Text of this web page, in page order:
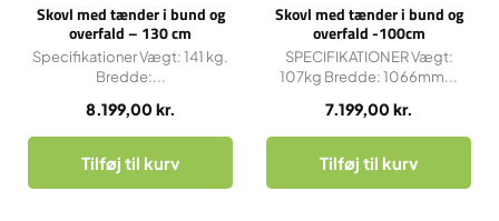
Skovl med tænder i bund og
overfald – 130 cm
8.199,00 kr.
Specifikationer Vægt: 141 kg.
Bredde:...
Tilføj til kurv
Skovl med tænder i bund og
overfald -100cm
7.199,00 kr.
SPECIFIKATIONER Vægt:
107kg Bredde: 1066mm...
Tilføj til kurv